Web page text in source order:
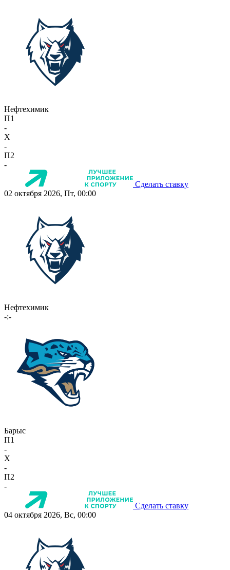
Нефтехимик
П1
-
X
-
П2
-
Сделать ставку
02 октября 2026, Пт, 00:00
Нефтехимик
-:-
Барыс
П1
-
X
-
П2
-
Сделать ставку
04 октября 2026, Вс, 00:00